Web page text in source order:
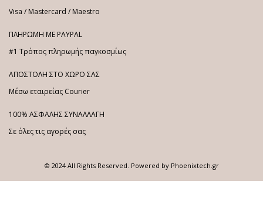
Visa / Mastercard / Maestro
ΠΛΗΡΩΜΗ ΜΕ PAYPAL
#1 Τρόπος πληρωμής παγκοσμίως
ΑΠΟΣΤΟΛΗ ΣΤΟ ΧΩΡΟ ΣΑΣ
Μέσω εταιρείας Courier
100% ΑΣΦΑΛΗΣ ΣΥΝΑΛΛΑΓΗ
Σε όλες τις αγορές σας
© 2024 All Rights Reserved. Powered by Phoenixtech.gr